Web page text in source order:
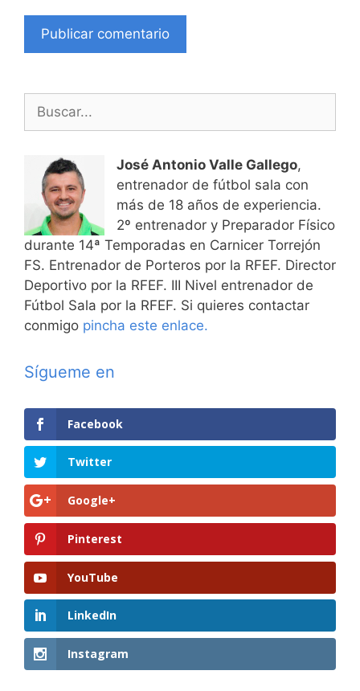
José Antonio Valle Gallego,
entrenador de fútbol sala con
más de 18 años de experiencia.
2º entrenador y Preparador Físico
durante 14ª Temporadas en Carnicer Torrejón
FS. Entrenador de Porteros por la RFEF. Director
Deportivo por la RFEF. III Nivel entrenador de
Fútbol Sala por la RFEF. Si quieres contactar
conmigo pincha este enlace.
Sígueme en
Facebook
Twitter
Google+
Pinterest
YouTube
LinkedIn
Instagram